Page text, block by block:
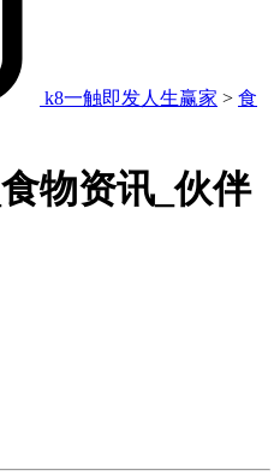
k8一触即发人生赢家 > 食
物资讯_伙伴